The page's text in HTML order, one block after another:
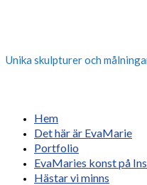
Unika skulpturer och
Hem
Det här är EvaMarie
Portfolio
EvaMaries konst på
Hästar vi minns